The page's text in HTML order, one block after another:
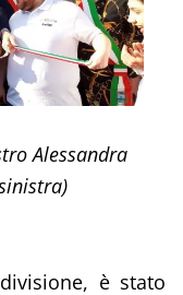
Alessandra
è stato